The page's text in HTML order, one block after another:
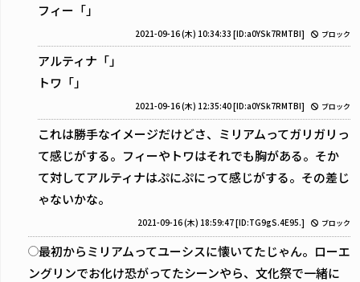
フィー「」
2021-09-16 (木) 10:34:33 [ID:a0YSk7RMTBI] ブロック
アルティナ「」
トワ「」
2021-09-16 (木) 12:35:40[ID:a0YSk7RMTBI] ブロック
これは勝手なイメージだけどさ、ミリアムってガリガリっ
て感じがする。フィーやトワはそれでも胸がある。そか
て対してアルティナはぷにぷにって感じがする。その差じ
ゃないかな。
2021-09-16 (木) 18:59:47[ID:TG9gS.4E95.] ブロック
最初からミリアムってユーシスに懐いてたじゃん。ローエ
ングリンでお化け恐がってたシーンやら、文化祭で一緒に